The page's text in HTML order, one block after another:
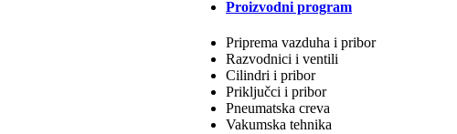
Proizvodni program
Priprema vazduha i pribor
Razvodnici i ventili
Cilindri i pribor
Priključci i pribor
Pneumatska creva
Vakumska tehnika